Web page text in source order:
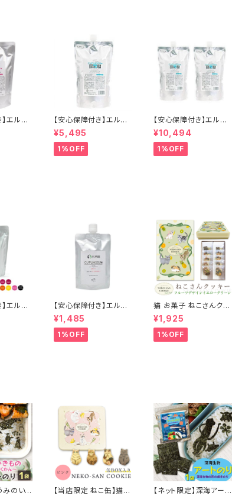
エルコ
ュプア
チェリ
トリー
ラー剤
【安心保障付き】エルコ
ス（ELLCOS） キュプア
スクリアクリーム 700g
クリアクリーム ヘアケ
ア シャンプー トリートメ
¥5,495
1%OFF
【安心保障付き】エルコ
ス（ELLCOS） キュプア
スクリアクリーム 700g
2個セット ヘアケア シャ
ンプー トリートメント 正
¥10,494
1%OFF
エルコ
ュプア
700g
】 トリ
カラー
【安心保障付き】エルコ
ス（ELLCOS） キュプア
ス プラスワンクリーム 2
00g アルカリクリーム
ヘアカラーサポート ヘ
¥1,485
1%OFF
猫 お菓子 ねこさんクッ
キー ( 10枚入 ) フルー
ツデザインVer イエロ
ーグリーン
¥1,925
1%OFF
みのいき
【当店限定 ねこ缶】猫
【ネット限定】深海アート